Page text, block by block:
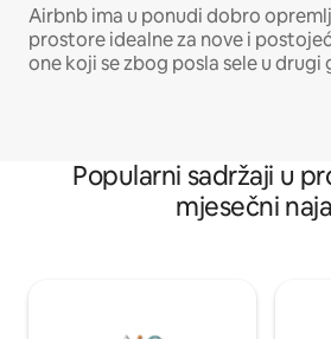
Airbnb ima u ponudi dobro
prostore idealne za nove i
one koji se zbog posla sele u drugi
Popularni sadržaji u
mjesečni